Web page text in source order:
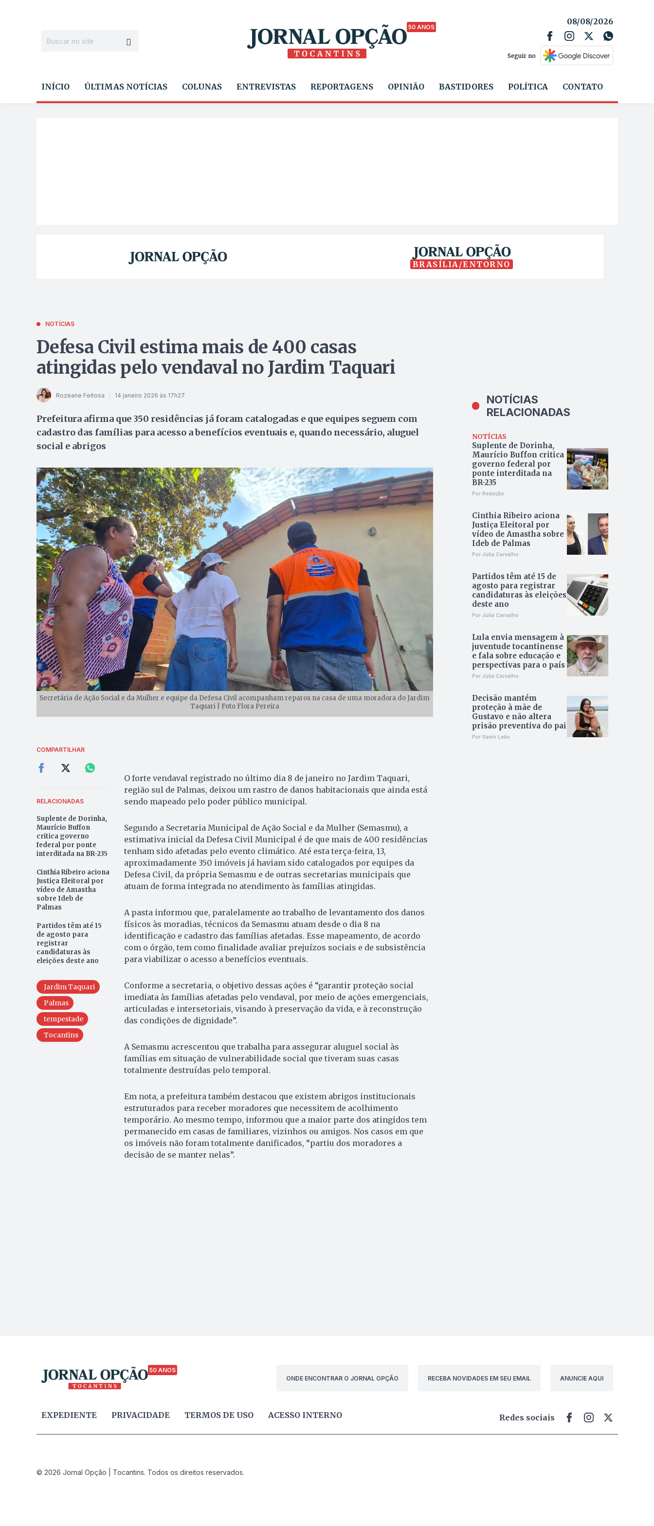
50 ANOS
08/08/2026
Seguir no
INÍCIO ÚLTIMAS NOTÍCIAS COLUNAS ENTREVISTAS REPORTAGENS OPINIÃO BASTIDORES POLÍTICA CONTATO
BRASÍLIA/ENTORNO
NOTÍCIAS
Defesa Civil estima mais de 400 casas
atingidas pelo vendaval no Jardim Taquari
Rozeane Feitosa 14 janeiro 2026 às 17h27
Prefeitura afirma que 350 residências já foram catalogadas e que equipes seguem com
cadastro das famílias para acesso a benefícios eventuais e, quando necessário, aluguel
social e abrigos
Secretária de Ação Social e da Mulher e equipe da Defesa Civil acompanham reparos na casa de uma moradora do Jardim
Taquari | Foto Flora Pereira
COMPARTILHAR
RELACIONADAS
Suplente de Dorinha,
Maurício Buffon
critica governo
federal por ponte
interditada na BR-235
Cinthia Ribeiro aciona
Justiça Eleitoral por
vídeo de Amastha
sobre Ideb de
Palmas
Partidos têm até 15
de agosto para
registrar
candidaturas às
eleições deste ano
Jardim Taquari
Palmas
tempestade
Tocantins
O forte vendaval registrado no último dia 8 de janeiro no Jardim Taquari,
região sul de Palmas, deixou um rastro de danos habitacionais que ainda está
sendo mapeado pelo poder público municipal.
Segundo a Secretaria Municipal de Ação Social e da Mulher (Semasmu), a
estimativa inicial da Defesa Civil Municipal é de que mais de 400 residências
tenham sido afetadas pelo evento climático. Até esta terça-feira, 13,
aproximadamente 350 imóveis já haviam sido catalogados por equipes da
Defesa Civil, da própria Semasmu e de outras secretarias municipais que
atuam de forma integrada no atendimento às famílias atingidas.
A pasta informou que, paralelamente ao trabalho de levantamento dos danos
físicos às moradias, técnicos da Semasmu atuam desde o dia 8 na
identificação e cadastro das famílias afetadas. Esse mapeamento, de acordo
com o órgão, tem como finalidade avaliar prejuízos sociais e de subsistência
para viabilizar o acesso a benefícios eventuais.
Conforme a secretaria, o objetivo dessas ações é “garantir proteção social
imediata às famílias afetadas pelo vendaval, por meio de ações emergenciais,
articuladas e intersetoriais, visando à preservação da vida, e à reconstrução
das condições de dignidade”.
A Semasmu acrescentou que trabalha para assegurar aluguel social às
famílias em situação de vulnerabilidade social que tiveram suas casas
totalmente destruídas pelo temporal.
Em nota, a prefeitura também destacou que existem abrigos institucionais
estruturados para receber moradores que necessitem de acolhimento
temporário. Ao mesmo tempo, informou que a maior parte dos atingidos tem
permanecido em casas de familiares, vizinhos ou amigos. Nos casos em que
os imóveis não foram totalmente danificados, “partiu dos moradores a
decisão de se manter nelas”.
NOTÍCIAS
RELACIONADAS
NOTÍCIAS
Suplente de Dorinha,
Maurício Buffon critica
governo federal por
ponte interditada na
BR-235
Por Redação
Cinthia Ribeiro aciona
Justiça Eleitoral por
vídeo de Amastha sobre
Ideb de Palmas
Por Júlia Carvalho
Partidos têm até 15 de
agosto para registrar
candidaturas às eleições
deste ano
Por Júlia Carvalho
Lula envia mensagem à
juventude tocantinense
e fala sobre educação e
perspectivas para o país
Por Júlia Carvalho
Decisão mantém
proteção à mãe de
Gustavo e não altera
prisão preventiva do pai
Por Samir Leão
50 ANOS
ONDE ENCONTRAR O JORNAL OPÇÃO
RECEBA NOVIDADES EM SEU EMAIL ANUNCIE AQUI
EXPEDIENTE PRIVACIDADE TERMOS DE USO ACESSO INTERNO Redes sociais
© 2026 Jornal Opção | Tocantins. Todos os direitos reservados.